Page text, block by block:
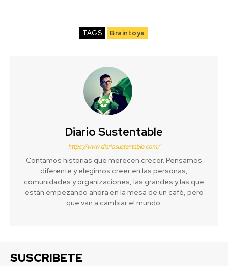
TAGS Braintoys
Diario Sustentable
https://www.diariosustentable.com/
Contamos historias que merecen crecer. Pensamos
diferente y elegimos creer en las personas,
comunidades y organizaciones, las grandes y las que
están empezando ahora en la mesa de un café, pero
que van a cambiar el mundo.
SUSCRIBETE